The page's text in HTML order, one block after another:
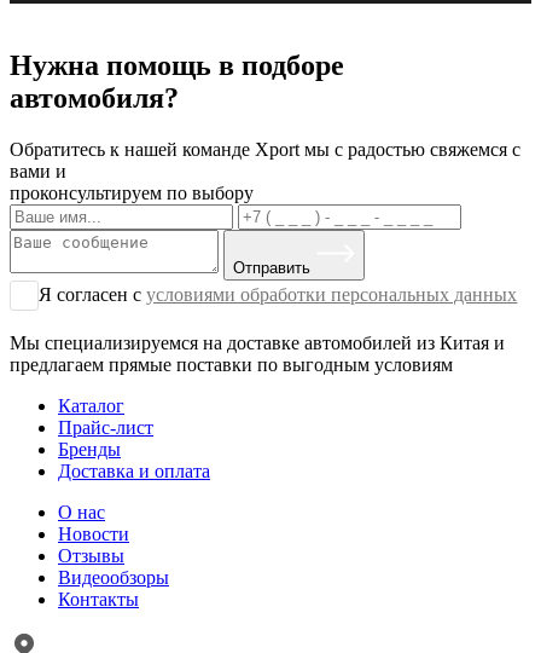
Нужна помощь в подборе
автомобиля?
Обратитесь к нашей команде Xport мы с радостью свяжемся с
вами и
проконсультируем по выбору
Отправить
Я согласен сусловиями обработки персональных данных
Мы специализируемся на доставке автомобилей из Китая и
предлагаем прямые поставки по выгодным условиям
Каталог
Прайс-лист
Бренды
Доставка и оплата
О нас
Новости
Отзывы
Видеообзоры
Контакты